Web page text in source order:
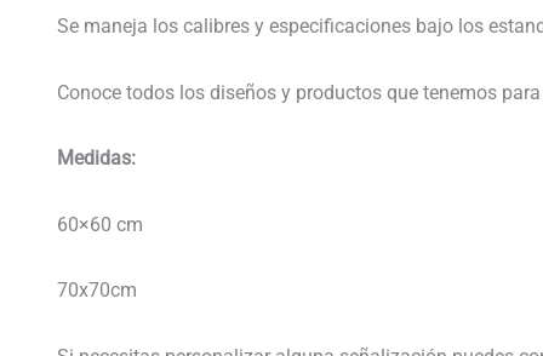
Se maneja los calibres y especificaciones bajo los
Conoce todos los diseños y productos que tenemos
Medidas:
60×60 cm
70x70cm